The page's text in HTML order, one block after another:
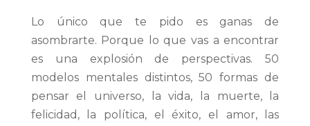
Lo único que te pido es ganas de
asombrarte. Porque lo que vas a encontrar
es una explosión de perspectivas. 50
modelos mentales distintos, 50 formas de
pensar el universo, la vida, la muerte, la
felicidad, la política, el éxito, el amor, las